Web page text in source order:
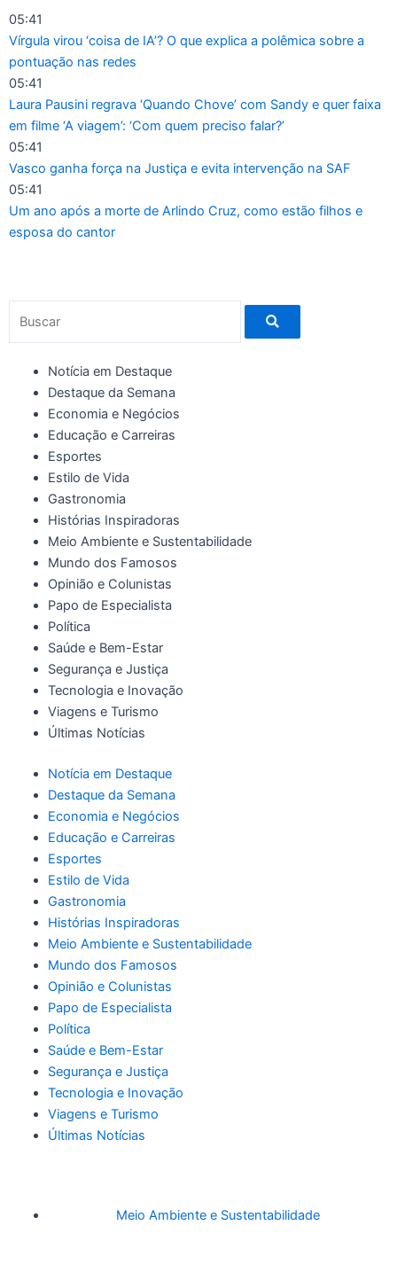
para
conteúdo
05:41
Vírgula virou ‘coisa de IA’? O que explica a polêmica sobre a
pontuação nas redes
05:41
Laura Pausini regrava ‘Quando Chove’ com Sandy e quer faixa
em filme ‘A viagem’: ‘Com quem preciso falar?’
05:41
Vasco ganha força na Justiça e evita intervenção na SAF
05:41
Um ano após a morte de Arlindo Cruz, como estão filhos e
esposa do cantor
Notícia em Destaque
Destaque da Semana
Economia e Negócios
Educação e Carreiras
Esportes
Estilo de Vida
Gastronomia
Histórias Inspiradoras
Meio Ambiente e Sustentabilidade
Mundo dos Famosos
Opinião e Colunistas
Papo de Especialista
Política
Saúde e Bem-Estar
Segurança e Justiça
Tecnologia e Inovação
Viagens e Turismo
Últimas Notícias
Notícia em Destaque
Destaque da Semana
Economia e Negócios
Educação e Carreiras
Esportes
Estilo de Vida
Gastronomia
Histórias Inspiradoras
Meio Ambiente e Sustentabilidade
Mundo dos Famosos
Opinião e Colunistas
Papo de Especialista
Política
Saúde e Bem-Estar
Segurança e Justiça
Tecnologia e Inovação
Viagens e Turismo
Últimas Notícias
Meio Ambiente e Sustentabilidade